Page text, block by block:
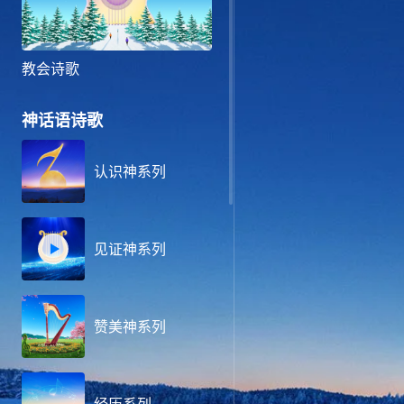
教会诗歌
神话语诗歌
认识神系列
见证神系列
赞美神系列